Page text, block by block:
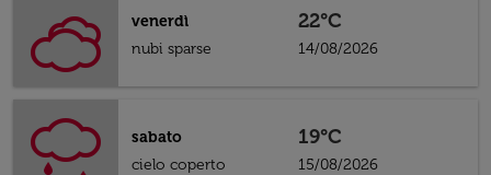
venerdì
nubi sparse
22°C
14/08/2026
sabato
cielo coperto
19°C
15/08/2026